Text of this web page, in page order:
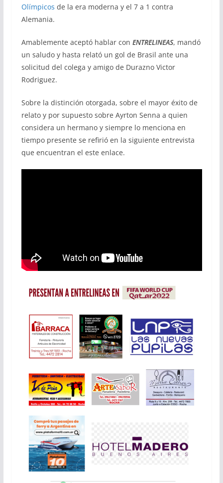
Olímpicos de la era moderna y el 7 a 1 contra
Alemania.
Amablemente aceptó hablar con ENTRELINEAS, mandó
un saludo y hasta relató un gol de Brasil ante una
solicitud del colega y amigo de Durazno Victor
Rodriguez.
Sobre la distinción otorgada, sobre el mayor éxito de
relato y por supuesto sobre Ayrton Senna a quien
considera un hermano y siempre lo menciona en
tiempo presente se refirió en la siguiente entrevista
que encuentran el este enlace.